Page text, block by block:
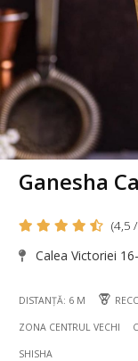
Ganesha
(4,5
Calea Victoriei
DISTANȚĂ: 6 M
ZONA CENTRUL VECHI
SHISHA